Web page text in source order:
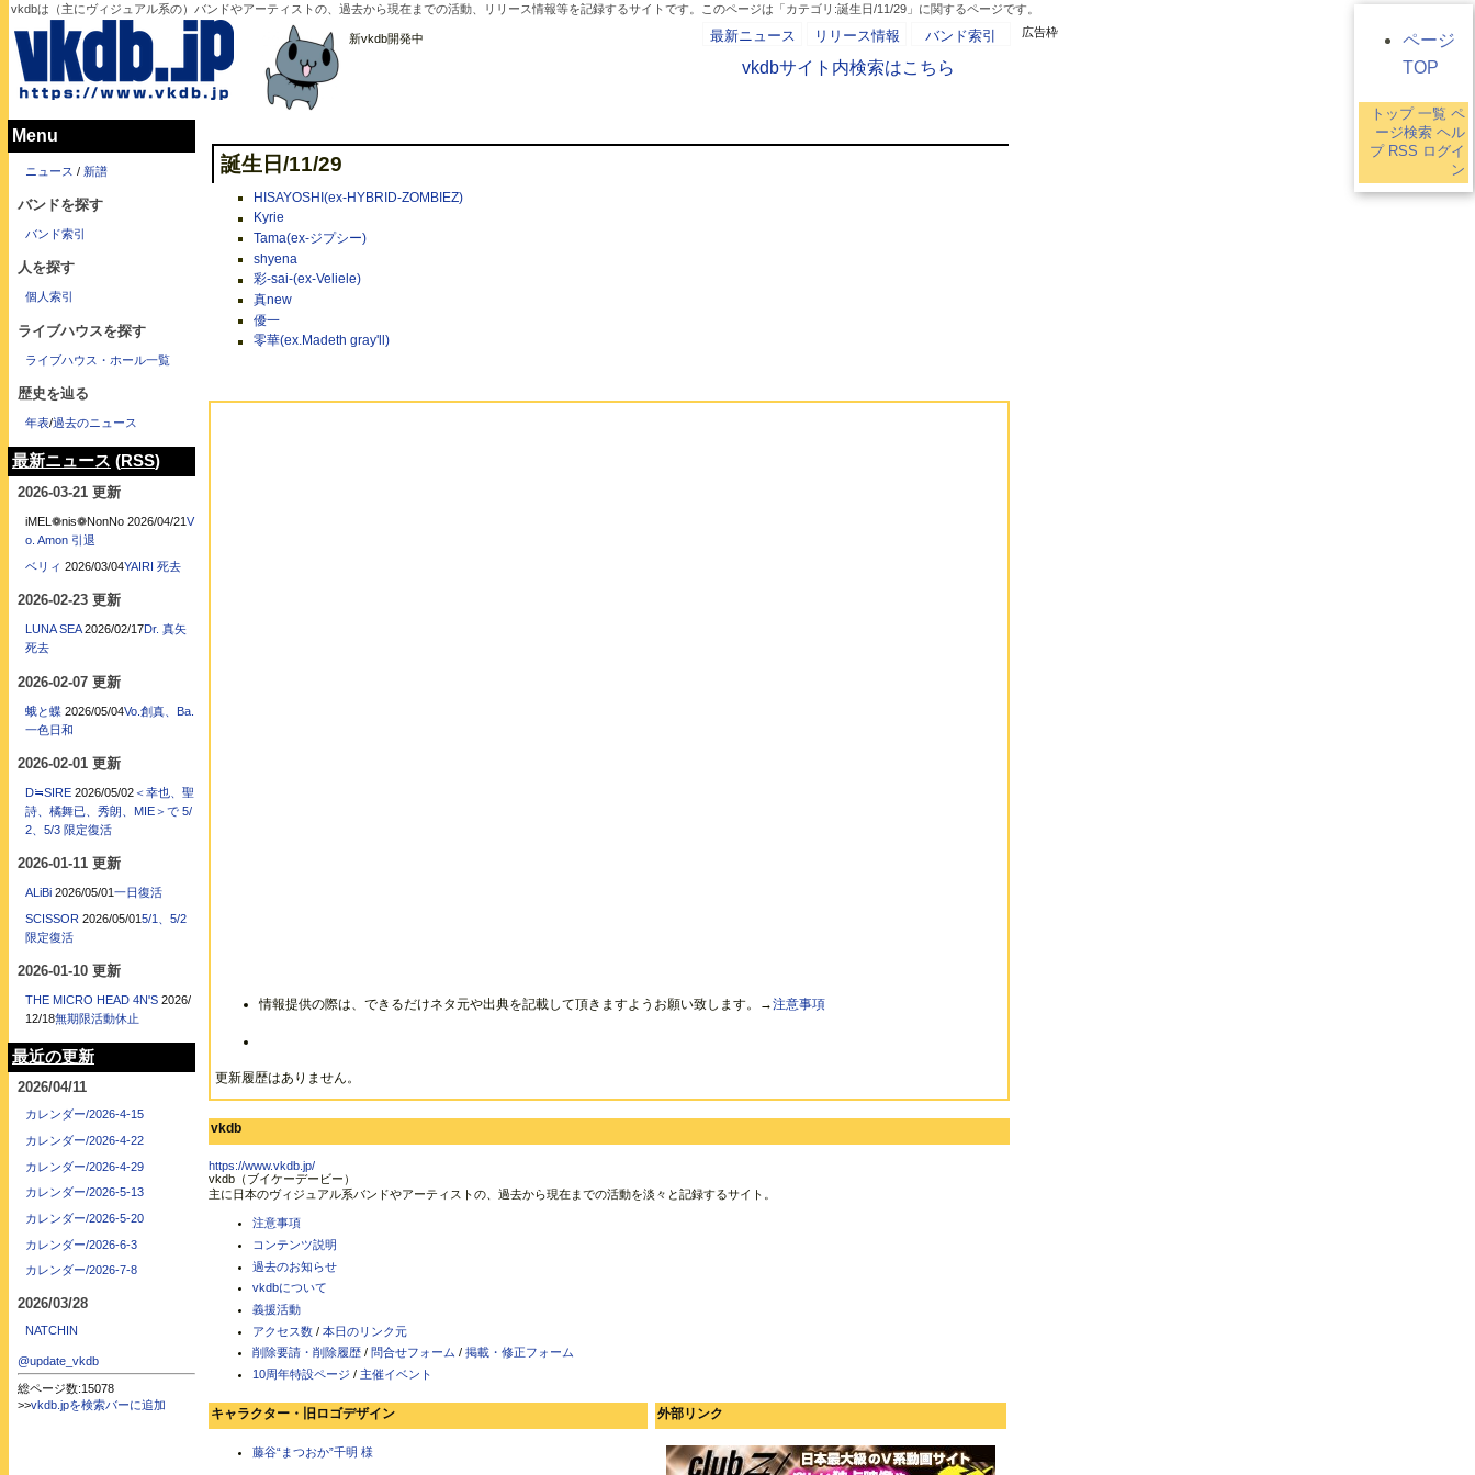
vkdbは（主にヴィジュアル系の）バンドやアーティストの、過去から現在までの活動、リリース情報等を記録するサイトです。このページは「カテゴリ:誕生日/11/29」に関するページです。
新vkdb開発中 最新ニュース リリース情報 バンド索引
vkdbサイト内検索はこちら
誕生日/11/29
HISAYOSHI(ex-HYBRID-ZOMBIEZ)
Kyrie
Tama(ex-ジプシー)
shyena
彩-sai-(ex-Veliele)
真new
優一
零華(ex.Madeth gray'll)
情報提供の際は、できるだけネタ元や出典を記載して頂きますようお願い致します。→注意事項
更新履歴はありません。
vkdb
https://www.vkdb.jp/
vkdb（ブイケーデービー）
主に日本のヴィジュアル系バンドやアーティストの、過去から現在までの活動を淡々と記録するサイト。
注意事項
コンテンツ説明
過去のお知らせ
vkdbについて
義援活動
アクセス数 / 本日のリンク元
削除要請・削除履歴 / 問合せフォーム / 掲載・修正フォーム
10周年特設ページ / 主催イベント
キャラクター・旧ロゴデザイン
藤谷“まつおか”千明 様
外部リンク
広告枠
Menu
ニュース / 新譜
バンドを探す
バンド索引
人を探す
個人索引
ライブハウスを探す
ライブハウス・ホール一覧
歴史を辿る
年表/過去のニュース
最新ニュース (RSS)
2026-03-21 更新
iMEL❁nis❁NonNo 2026/04/21 V
o. Amon 引退
ベリィ 2026/03/04YAIRI 死去
2026-02-23 更新
LUNA SEA 2026/02/17Dr. 真矢
死去
2026-02-07 更新
蛾と蝶 2026/05/04Vo.創真、Ba.
一色日和
2026-02-01 更新
D≒SIRE 2026/05/02＜幸也、聖
詩、橘舞已、秀朗、MIE＞で 5/
2、5/3 限定復活
2026-01-11 更新
ALiBi 2026/05/01一日復活
SCISSOR 2026/05/015/1、5/2
限定復活
2026-01-10 更新
THE MICRO HEAD 4N'S 2026/
12/18無期限活動休止
最近の更新
2026/04/11
カレンダー/2026-4-15
カレンダー/2026-4-22
カレンダー/2026-4-29
カレンダー/2026-5-13
カレンダー/2026-5-20
カレンダー/2026-6-3
カレンダー/2026-7-8
2026/03/28
NATCHIN
@update_vkdb
総ページ数:15078
>>vkdb.jpを検索バーに追加
ページ
TOP
トップ 一覧 ペ
ージ検索 ヘル
プ RSS ログイ
ン